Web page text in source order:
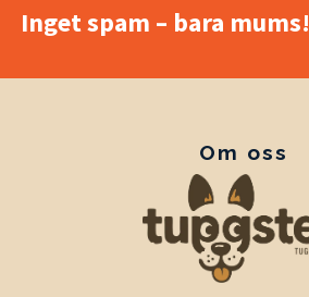
Inget spam – bara mums!
Om oss